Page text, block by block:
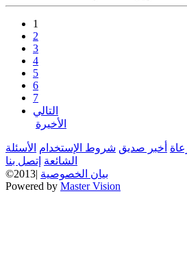
1
2
3
4
5
6
7
التالي
الأخيرة
أخبر صديق شروط الإستخدام الأسئلة
الشائعة إتصل بنا
©2013| بيان الخصوصية
Powered by Master Vision